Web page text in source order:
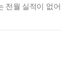
전월 실적이 없